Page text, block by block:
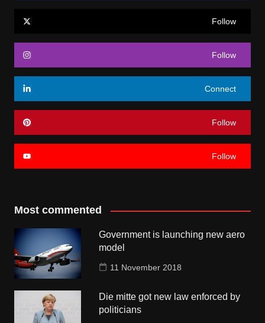
Follow
Follow
Connect
Follow
Follow
Most commented
Government is launching new aero
model
11 November 2018
Die mitte got new law enforced by
politicians